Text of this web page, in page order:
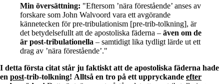
Min översättning: "Eftersom ’nära förestående’ anses av
forskare som John Walvoord vara ett avgörande
kännetecken för pre-tribulationism [pre-trib-tolkning], är
det betydelsefullt att de apostoliska fäderna – även om de
är post-tribulationella – samtidigt lika tydligt lärde ut ett
drag av ’nära förestående’."
I detta första citat står ju faktiskt att de apostoliska fäderna hade
en post-trib-tolkning! Alltså en tro på ett uppryckande efter